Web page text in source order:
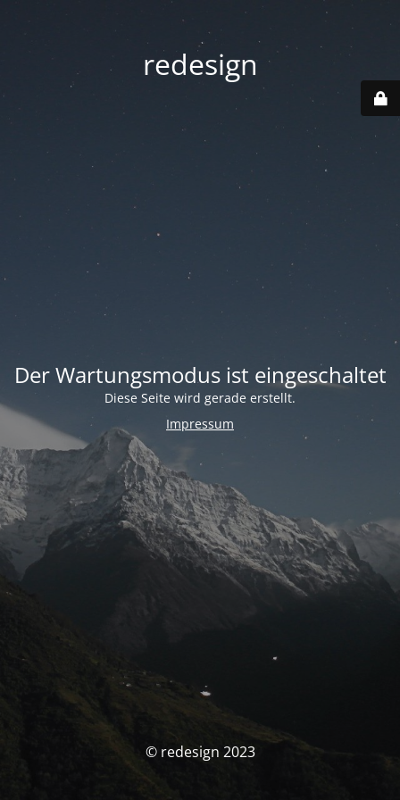
redesign
Der Wartungsmodus ist eingeschaltet
Diese Seite wird gerade erstellt.
Impressum
© redesign 2023